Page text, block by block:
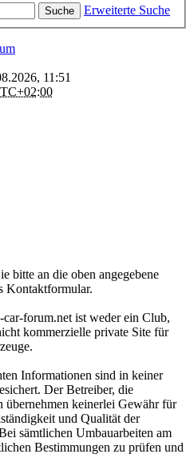
Suche Erweiterte Suche
11:51
bitte an die oben angegebene
Kontaktformular.
forum.net ist weder ein Club,
kommerzielle private Site für
Informationen sind in keiner
Der Betreiber, die
übernehmen keinerlei Gewähr für
und Qualität der
sämtlichen Umbauarbeiten am
Bestimmungen zu prüfen und